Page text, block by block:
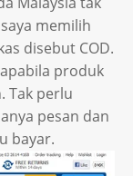
memilih
disebut COD.
produk
Tak perlu
pesan dan
bayar.